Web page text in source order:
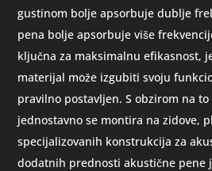
gustinom bolje apsorbuje dublje
pena bolje apsorbuje više
ključna za maksimalnu efikasnost,
materijal može izgubiti svoju
pravilno postavljen. S obzirom na to
jednostavno se montira na zidove,
specijalizovanih konstrukcija za
dodatnih prednosti akustične pene